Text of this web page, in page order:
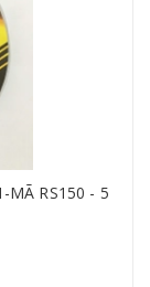
MÃ RS150 - 5